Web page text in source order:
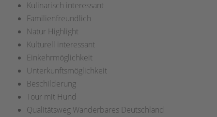
Kulinarisch interessant
Familienfreundlich
Natur Highlight
Kulturell interessant
Einkehrmöglichkeit
Unterkunftsmöglichkeit
Beschilderung
Tour mit Hund
Qualitätsweg Wanderbares Deutschland